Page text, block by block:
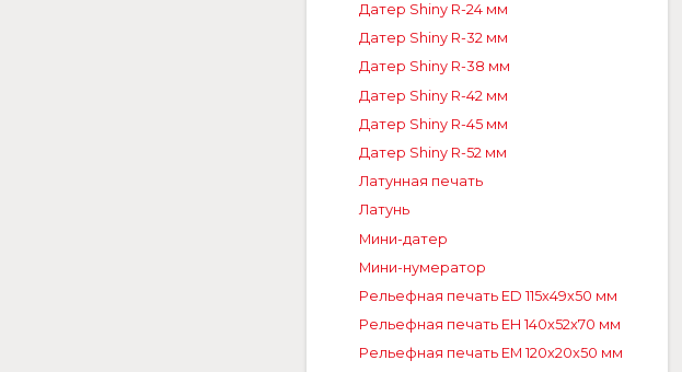
Датер Shiny R-24 мм
Датер Shiny R-32 мм
Датер Shiny R-38 мм
Датер Shiny R-42 мм
Датер Shiny R-45 мм
Датер Shiny R-52 мм
Латунная печать
Латунь
Мини-датер
Мини-нумератор
Рельефная печать ED 115x49x50 мм
Рельефная печать EH 140x52x70 мм
Рельефная печать EM 120x20x50 мм